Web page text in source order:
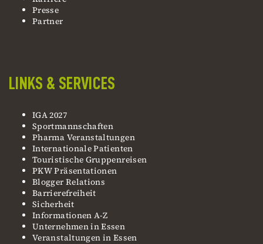
Presse
Partner
LINKS & SERVICES
IGA 2027
Sportmannschaften
Pharma Veranstaltungen
Internationale Patienten
Touristische Gruppenreisen
PKW Präsentationen
Blogger Relations
Barrierefreiheit
Sicherheit
Informationen A-Z
Unternehmen in Essen
Veranstaltungen in Essen